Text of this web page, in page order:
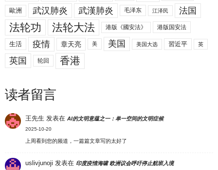
歐洲 武汉肺炎 武漢肺炎 毛泽东 江泽民 法国
法轮功 法轮大法 港版《國安法》 港版国安法
生活 疫情 章天亮 美 美国 美国大选 習近平 英
英国 轮回 香港
读者留言
王先生 发表在AI的文明意蕴之一：单一空间的文明症候
2025-10-20
上周看到您的频道，一篇篇文章写的太好了
uslivjunoji 发表在 印度疫情海啸 欧洲议会呼吁停止航班入境